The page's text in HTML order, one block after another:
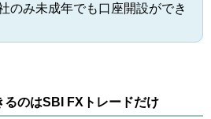
のみ未成年でも口座開設ができ
のはSBI FXトレードだけ